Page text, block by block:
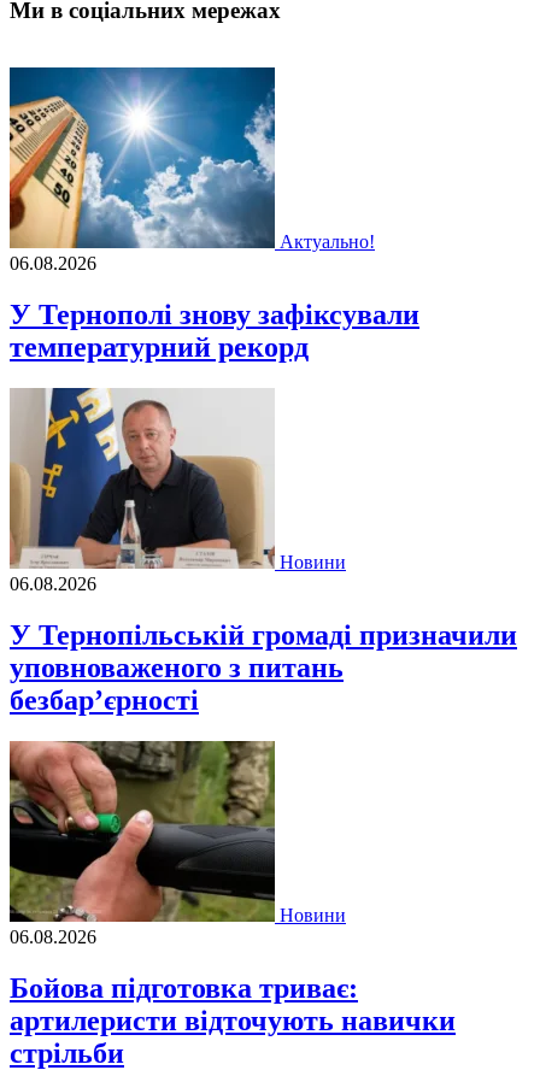
Ми в соціальних мережах
Актуально!
06.08.2026
У Тернополі знову зафіксували
температурний рекорд
Новини
06.08.2026
У Тернопільській громаді призначили
уповноваженого з питань
безбар’єрності
Новини
06.08.2026
Бойова підготовка триває:
артилеристи відточують навички
стрільби